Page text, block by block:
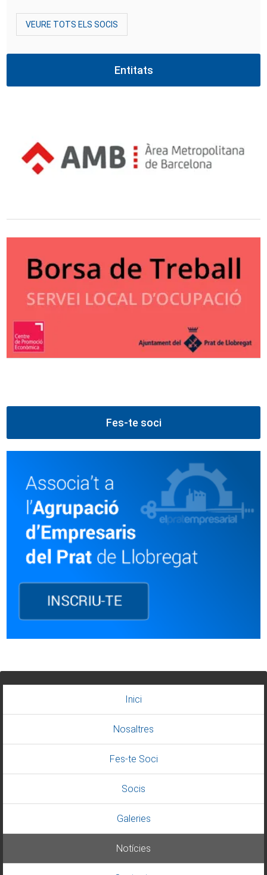
VEURE TOTS ELS SOCIS
Entitats
Fes-te soci
Inici
Nosaltres
Fes-te Soci
Socis
Galeries
Notícies